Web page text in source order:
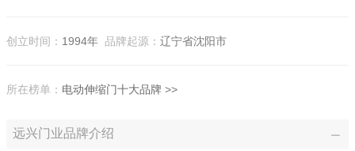
创立时间： 1994年 品牌起源： 辽宁省沈阳市
所在榜单： 电动伸缩门十大品牌 >>
远兴门业品牌介绍